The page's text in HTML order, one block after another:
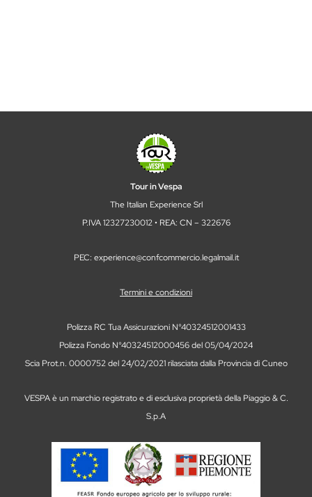
Tour in Vespa
The Italian Experience Srl
P.IVA 12327230012 • REA: CN – 322676
PEC: experience@confcommercio.legalmail.it
Termini e condizioni
Polizza RC Tua Assicurazioni N°40324512001433
Polizza Fondo N°40324512000456 del 05/04/2024
Scia Prot.n. 0000752 del 24/02/2021 rilasciata dalla Provincia di Cuneo
VESPA è un marchio registrato e di esclusiva proprietà della Piaggio & C.
S.p.A